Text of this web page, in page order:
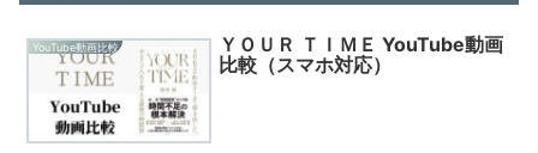
YouTube動画比較
ＹＯＵＲ ＴＩＭＥ YouTube動画
比較（スマホ対応）